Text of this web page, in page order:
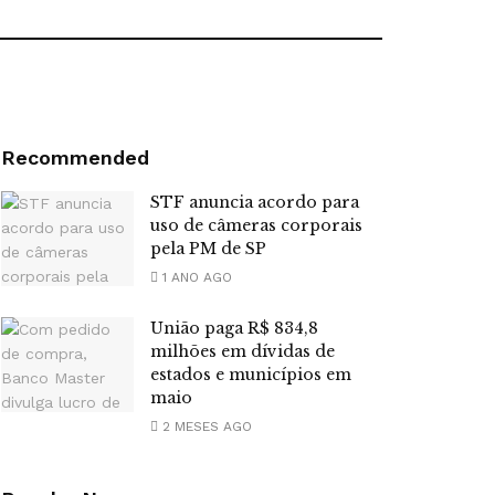
Recommended
STF anuncia acordo para
uso de câmeras corporais
pela PM de SP
1 ANO AGO
União paga R$ 834,8
milhões em dívidas de
estados e municípios em
maio
2 MESES AGO